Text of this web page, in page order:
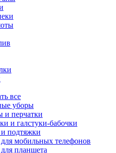
все
уборы
перчатки
и галстуки-бабочки
подтяжки
мобильных телефонов
планшета